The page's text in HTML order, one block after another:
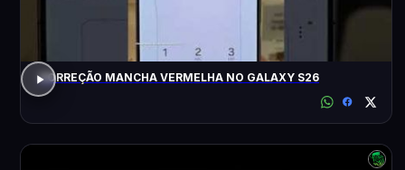
CORREÇÃO MANCHA VERMELHA NO GALAXY S26